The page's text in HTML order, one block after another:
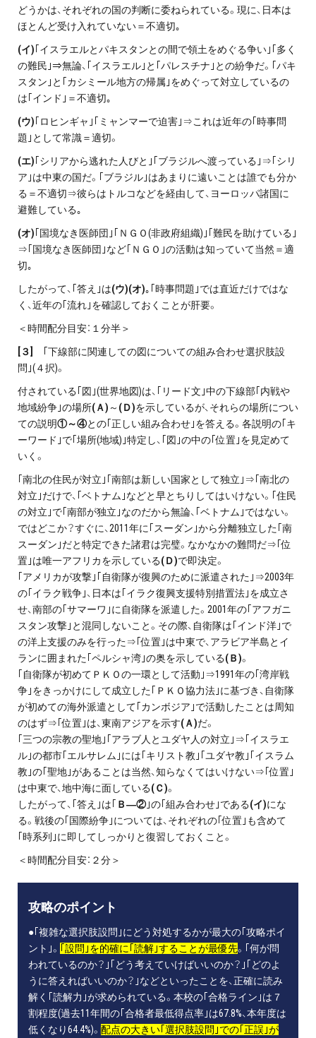
どうかは、それぞれの国の判断に委ねられている。現に、日本は
ほとんど受け入れていない＝不適切｡
(イ) ｢イスラエルとパキスタンとの間で領土をめぐる争い｣｢多く
の難民｣⇒無論、｢イスラエル｣と｢パレスチナ｣との紛争だ。｢パキ
スタン｣と｢カシミール地方の帰属｣をめぐって対立しているの
は｢インド｣＝不適切｡
(ウ) ｢ロヒンギャ｣｢ミャンマーで迫害｣⇒これは近年の｢時事問
題｣として常識＝適切。
(エ) ｢シリアから逃れた人びと｣｢ブラジルへ渡っている｣⇒｢シリ
ア｣は中東の国だ。｢ブラジル｣はあまりに遠いことは誰でも分か
る＝不適切⇒彼らはトルコなどを経由して、ヨーロッパ諸国に
避難している｡
(オ) ｢国境なき医師団｣｢ＮＧＯ(非政府組織)｣｢難民を助けている｣
⇒｢国境なき医師団｣など｢ＮＧＯ｣の活動は知っていて当然＝適
切｡
したがって、｢答え｣は(ウ)(オ)｡｢時事問題｣では直近だけではな
く、近年の｢流れ｣を確認しておくことが肝要。
＜時間配分目安：１分半＞
３]
｢下線部に関連しての図についての組み合わせ選択肢設
問｣(４択)。
付されている｢図｣(世界地図)は、｢リード文｣中の下線部｢内戦や
地域紛争｣の場所(Ａ) ～ (Ｄ)を示しているが、それらの場所につい
ての説明①～④との｢正しい組み合わせ｣を答える。各説明の｢キ
ーワード｣で｢場所(地域)｣特定し、｢図｣の中の｢位置｣を見定めて
いく。
｢南北の住民が対立｣｢南部は新しい国家として独立｣⇒｢南北の
対立｣だけで、｢ベトナム｣などと早とちりしてはいけない。｢住民
の対立｣で｢南部が独立｣なのだから無論、｢ベトナム｣ではない。
ではどこか？すぐに、2011年に｢スーダン｣から分離独立した｢南
スーダン｣だと特定できた諸君は完璧。なかなかの難問だ⇒｢位
置｣は唯一アフリカを示している(Ｄ)で即決定。
｢アメリカが攻撃｣｢自衛隊が復興のために派遣された｣⇒2003年
の｢イラク戦争｣、日本は｢イラク復興支援特別措置法｣を成立さ
せ、南部の｢サマーワ｣に自衛隊を派遣した。2001年の｢アフガニ
スタン攻撃｣と混同しないこと。その際、自衛隊は｢インド洋｣で
の洋上支援のみを行った⇒｢位置｣は中東で、アラビア半島とイ
ランに囲まれた｢ペルシャ湾｣の奥を示している(Ｂ)。
｢自衛隊が初めてＰＫＯの一環として活動｣⇒1991年の｢湾岸戦
争｣をきっかけにして成立した｢ＰＫＯ協力法｣に基づき、自衛隊
が初めての海外派遣として｢カンボジア｣で活動したことは周知
のはず⇒｢位置｣は、東南アジアを示す(Ａ)だ。
｢三つの宗教の聖地｣｢アラブ人とユダヤ人の対立｣⇒｢イスラエ
ル｣の都市｢エルサレム｣には｢キリスト教｣｢ユダヤ教｣｢イスラム
教｣の｢聖地｣があることは当然、知らなくてはいけない⇒｢位置｣
は中東で、地中海に面している(Ｃ)。
したがって、｢答え｣は｢
Ｂ―②｣の｢組み合わせ｣である(イ)にな
る。戦後の｢国際紛争｣については、それぞれの｢位置｣も含めて
｢時系列｣に即してしっかりと復習しておくこと。
＜時間配分目安：２分＞
攻略のポイント
●｢複雑な選択肢設問｣にどう対処するかが最大の｢攻略ポイ
ント｣。
｢設問｣を的確に｢読解｣することが最優先。｢何が問
われているのか？｣｢どう考えていけばいいのか？｣｢どのよ
うに答えればいいのか？｣などといったことを、正確に読み
解く｢読解力｣が求められている。本校の｢合格ライン｣は７
割程度(過去11年間の｢合格者最低得点率｣は67.8%、本年度は
低くなり64.4%)。 配点の大きい｢選択肢設問｣での｢正誤｣が